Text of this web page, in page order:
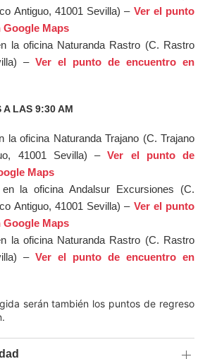
Antiguo, 41001 Sevilla) – Ver el punto
Google Maps
la oficina Naturanda Rastro (C. Rastro
– Ver el punto de encuentro en
A LAS 9:30 AM
la oficina Naturanda Trajano (C. Trajano
41001 Sevilla) –Ver el punto de
Maps
en la oficina Andalsur Excursiones (C.
Antiguo, 41001 Sevilla) – Ver el punto
Google Maps
la oficina Naturanda Rastro (C. Rastro
– Ver el punto de encuentro en
serán también los puntos de regreso